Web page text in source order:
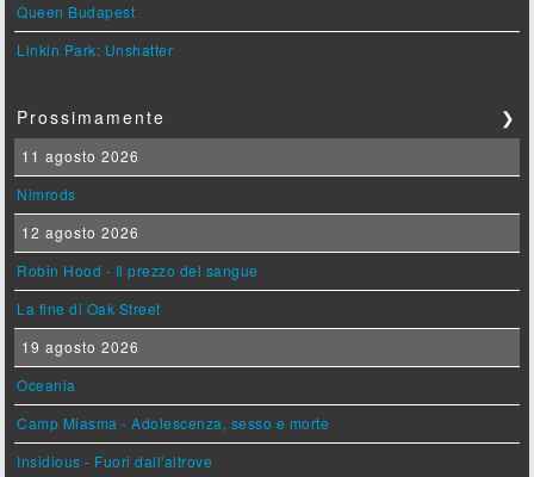
Queen Budapest
Linkin Park: Unshatter
Prossimamente ❯
11 agosto 2026
Nimrods
12 agosto 2026
Robin Hood - Il prezzo del sangue
La fine di Oak Street
19 agosto 2026
Oceania
Camp Miasma - Adolescenza, sesso e morte
Insidious - Fuori dall'altrove